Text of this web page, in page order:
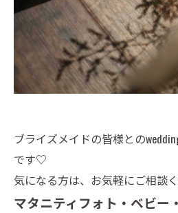
ブライズメイドの皆様との
です♡
気になる方は、お気軽にご相談
マタニティフォト・ベビー